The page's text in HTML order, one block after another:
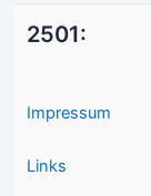
2501:
Impressum
Links